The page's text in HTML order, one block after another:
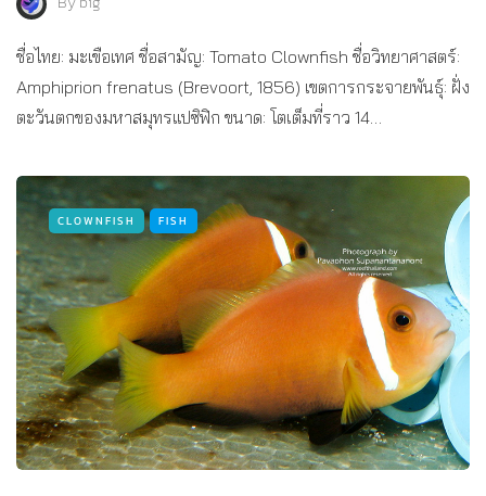
ชื่อไทย: มะเขือเทศ ชื่อสามัญ: Tomato Clownfish ชื่อวิทยาศาสตร์:
Amphiprion frenatus (Brevoort, 1856) เขตการกระจายพันธุ์: ฝั่ง
ตะวันตกของมหาสมุทรแปซิฟิก ขนาด: โตเต็มที่ราว 14…
CLOWNFISH FISH